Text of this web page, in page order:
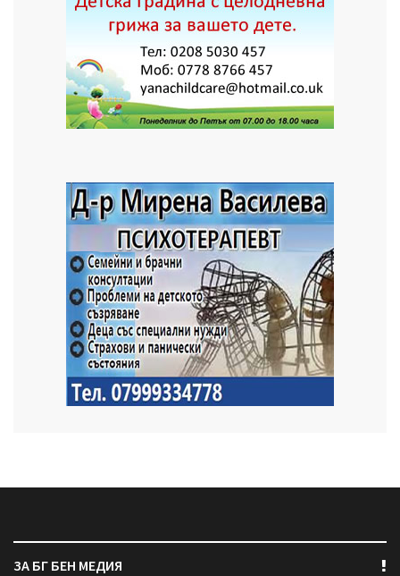
ЗА БГ БЕН МЕДИЯ